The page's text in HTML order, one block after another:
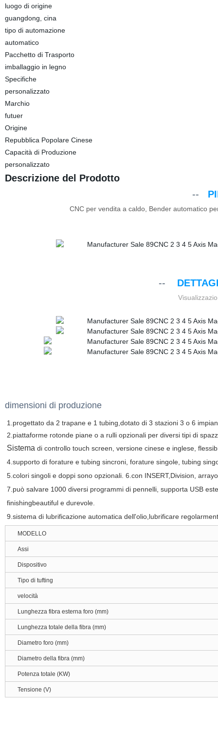
luogo di origine
guangdong, cina
tipo di automazione
automatico
Pacchetto di Trasporto
imballaggio in legno
Specifiche
personalizzato
Marchio
futuer
Origine
Repubblica Popolare Cinese
Capacità di Produzione
personalizzato
Descrizione del Prodotto
--
CNC per vendita a caldo, Bender automatico
--
dimensioni di produzione
1.progettato da 2 trapane e 1 tubing,dotato di 3 stazioni 3 o 6
2. piattaforme rotonde piane o a rulli opzionali per diversi tipi di
Sistema di controllo touch screen, versione cinese e inglese,
4.supporto di forature e tubing sincroni, forature singole, tubing
5. colori singoli e doppi sono opzionali. 6.con INSERT,Division,
7. può salvare 1000 diversi programmi di pennelli, supporta USB
finishingbeautiful e durevole.
9. sistema di lubrificazione automatica dell'olio,lubrificare
MODELLO
Assi
Dispositivo
Tipo di tufting
velocità
Lunghezza fibra esterna foro (mm)
Lunghezza totale della fibra (mm)
Diametro foro (mm)
Diametro della fibra (mm)
Potenza totale (KW)
Tensione (V)